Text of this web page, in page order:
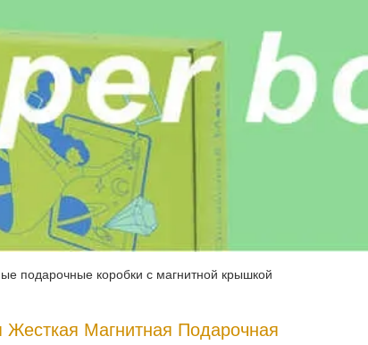
подарочные коробки с магнитной крышкой
Жесткая Магнитная Подарочная